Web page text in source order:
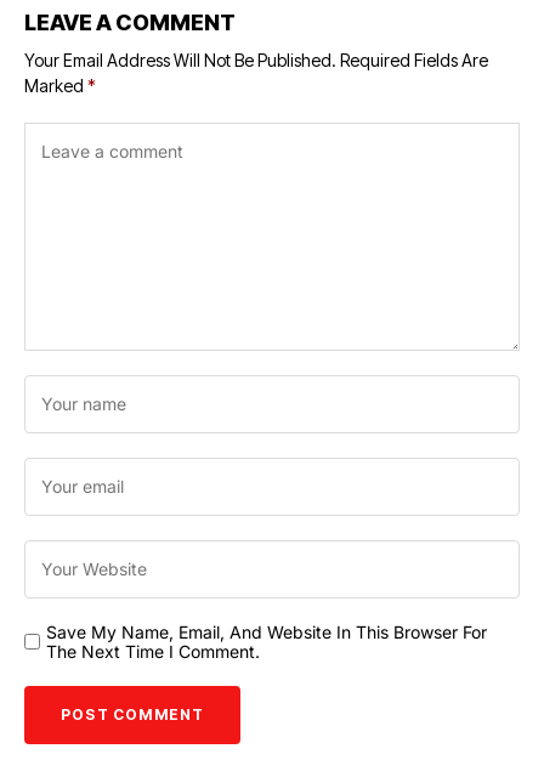
LEAVE A COMMENT
Your Email Address Will Not Be Published. Required Fields Are
Marked *
Save My Name, Email, And Website In This Browser For
The Next Time I Comment.